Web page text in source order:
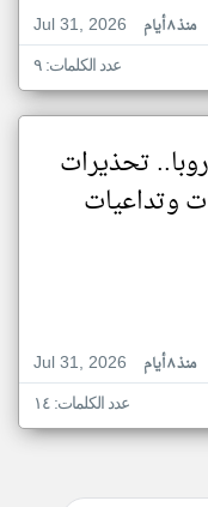
Jul 31, 2026
منذ ٨ أيام
عدد الكلمات: ٩
تحذيرات
وتداعيات
Jul 31, 2026
منذ ٨ أيام
عدد الكلمات: ١٤